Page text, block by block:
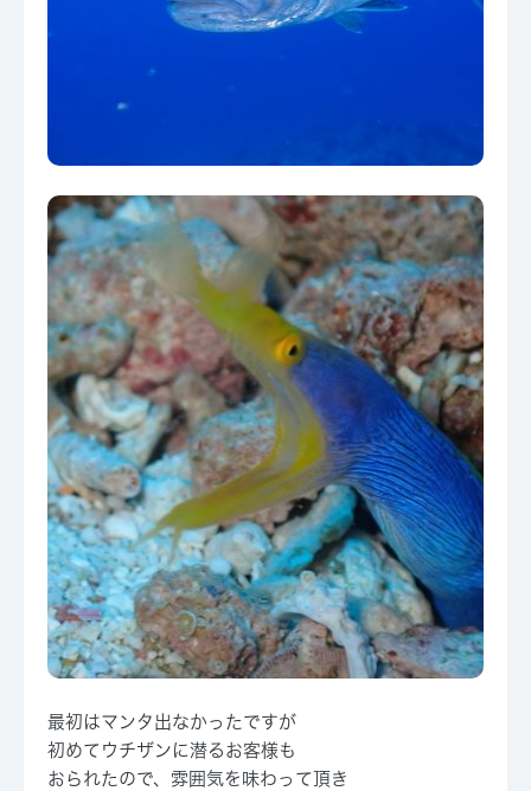
最初はマンタ出なかったですが
初めてウチザンに潜るお客様も
おられたので、雰囲気を味わって頂き